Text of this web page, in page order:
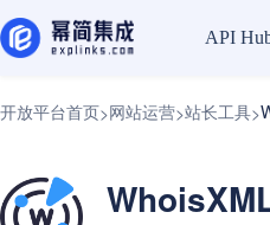
API
开放平台首页>网站运营>站长工具>